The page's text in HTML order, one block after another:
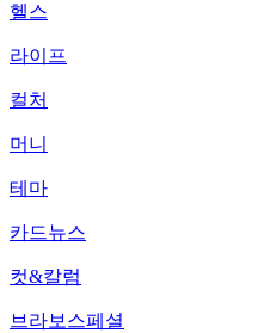
헬스
라이프
컬처
머니
테마
카드뉴스
컷&칼럼
브라보스페셜